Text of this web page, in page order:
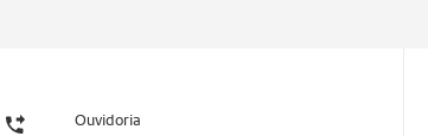
Ouvidoria